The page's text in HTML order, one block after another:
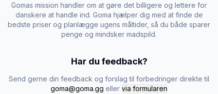
Gomas mission handler om at gøre det billigere og lettere for
danskere at handle ind. Goma hjælper dig med at finde de
bedste priser og planlægge ugens måltider, så du både sparer
penge og mindsker madspild.
Har du feedback?
Send gerne din feedback og forslag til forbedringer direkte til
goma@goma.gg eller via formularen